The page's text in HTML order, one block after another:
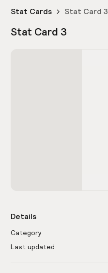
Stat Cards Stat Card 3
Stat Card 3
Details
Category
Last updated